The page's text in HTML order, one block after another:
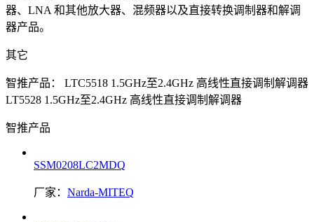
器、LNA 和其他放大器、混频器以及直接转换调制器和解调
器产品。
其它
智推产品：
LTC5518 1.5GHz至2.4GHz 高线性直接调制解调器
LT5528 1.5GHz至2.4GHz 高线性直接调制解调器
智推产品
SSM0208LC2MDQ
厂家： Narda-MITEQ